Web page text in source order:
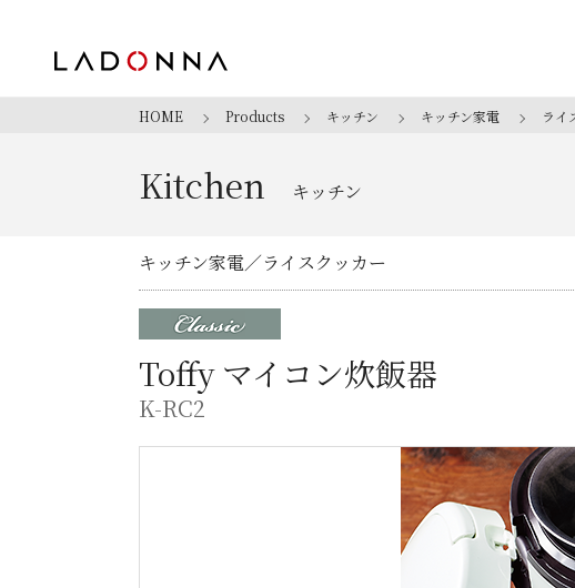
HOME Products キッチン キッチン家電 ライ
Kitchen キッチン
キッチン家電 ライスクッカー
Toffy マイコン炊飯器
K-RC2